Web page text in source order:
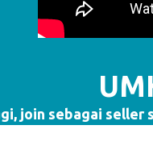
join sebagai seller